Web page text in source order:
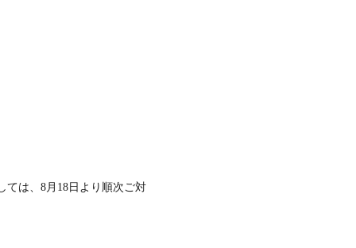
ては、8月18日より順次ご対